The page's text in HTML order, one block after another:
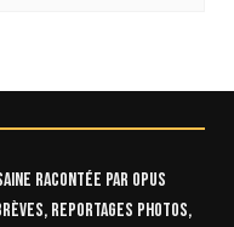
racontée par OPUS
reportages photos,